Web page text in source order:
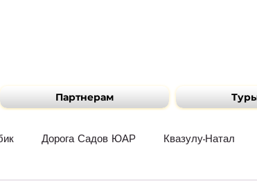
Партнерам
Дорога Садов ЮАР Квазулу-Натал